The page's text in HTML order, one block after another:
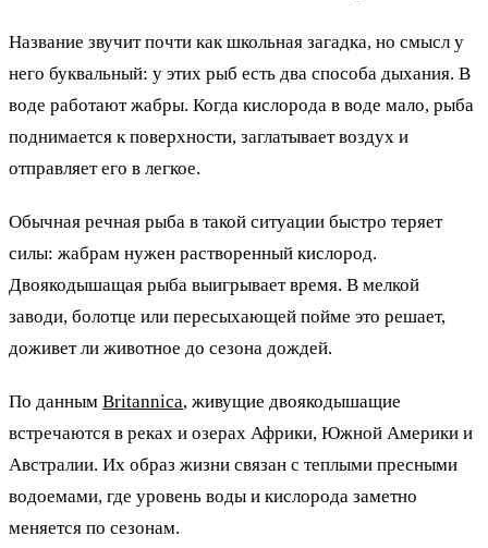
Название звучит почти как школьная загадка, но смысл у
него буквальный: у этих рыб есть два способа дыхания. В
воде работают жабры. Когда кислорода в воде мало, рыба
поднимается к поверхности, заглатывает воздух и
отправляет его в легкое.
Обычная речная рыба в такой ситуации быстро теряет
силы: жабрам нужен растворенный кислород.
Двоякодышащая рыба выигрывает время. В мелкой
заводи, болотце или пересыхающей пойме это решает,
доживет ли животное до сезона дождей.
По данным Britannica, живущие двоякодышащие
встречаются в реках и озерах Африки, Южной Америки и
Австралии. Их образ жизни связан с теплыми пресными
водоемами, где уровень воды и кислорода заметно
меняется по сезонам.